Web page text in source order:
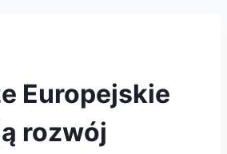
Europejskie
rozwój